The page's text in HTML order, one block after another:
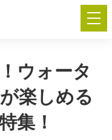
2026 ―
ウォータ
楽しめる
集！